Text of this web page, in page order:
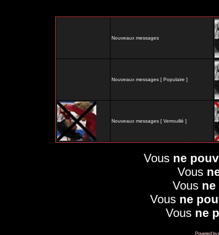
Nouveaux messages
Nouveaux messages [ Populaire ]
Nouveaux messages [ Verrouillé ]
Vous ne
Vous
Vous ne
Vous ne
Vous ne
Powered by